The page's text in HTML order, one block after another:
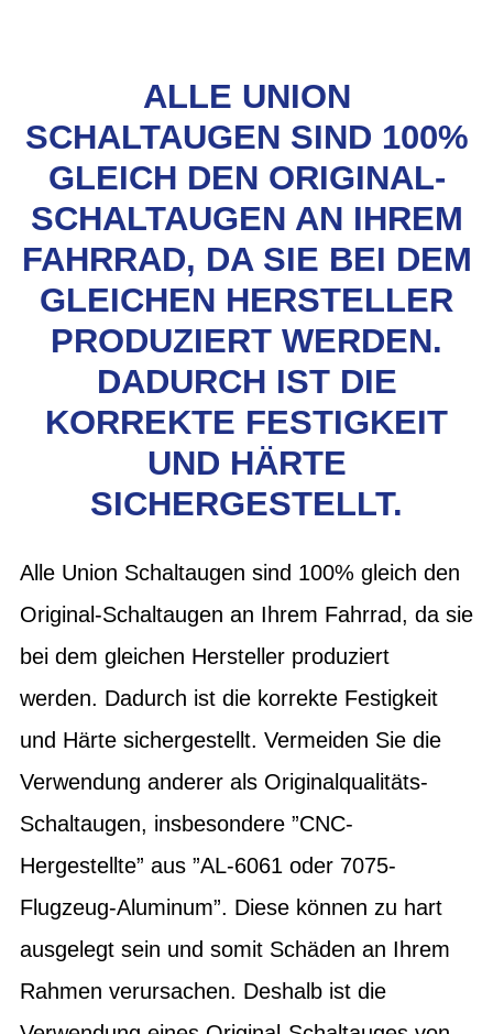
ALLE UNION
SCHALTAUGEN SIND 100%
GLEICH DEN ORIGINAL-
SCHALTAUGEN AN IHREM
FAHRRAD, DA SIE BEI DEM
GLEICHEN HERSTELLER
PRODUZIERT WERDEN.
DADURCH IST DIE
KORREKTE FESTIGKEIT
UND HÄRTE
SICHERGESTELLT.
Alle Union Schaltaugen sind 100% gleich den
Original-Schaltaugen an Ihrem Fahrrad, da sie
bei dem gleichen Hersteller produziert
werden. Dadurch ist die korrekte Festigkeit
und Härte sichergestellt. Vermeiden Sie die
Verwendung anderer als Originalqualitäts-
Schaltaugen, insbesondere ”CNC-
Hergestellte” aus ”AL-6061 oder 7075-
Flugzeug-Aluminum”. Diese können zu hart
ausgelegt sein und somit Schäden an Ihrem
Rahmen verursachen. Deshalb ist die